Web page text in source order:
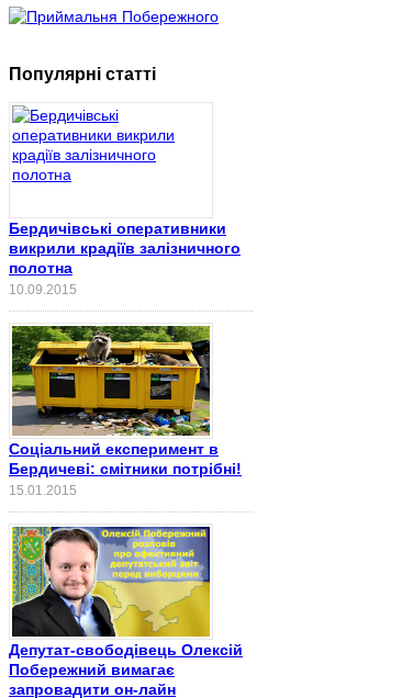
Популярні статті
Бердичівські оперативники
викрили крадіїв залізничного
полотна
10.09.2015
Соціальний експеримент в
Бердичеві: смітники потрібні!
15.01.2015
Депутат-свободівець Олексій
Побережний вимагає
запровадити он-лайн